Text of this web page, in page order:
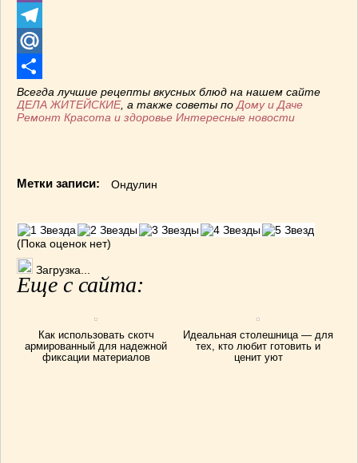
Viber
Telegram
Mail.Ru
Отправить
Всегда лучшие рецепты вкусных блюд на нашем сайте
ДЕЛА ЖИТЕЙСКИЕ, а также советы по Дому и Даче
Ремонт Красота и здоровье Интересные новости
Метки записи: Ондулин
(Пока оценок нет)
Загрузка...
Еще с сайта:
Как использовать скотч
армированный для надежной
фиксации материалов
Идеальная столешница — для
тех, кто любит готовить и
ценит уют